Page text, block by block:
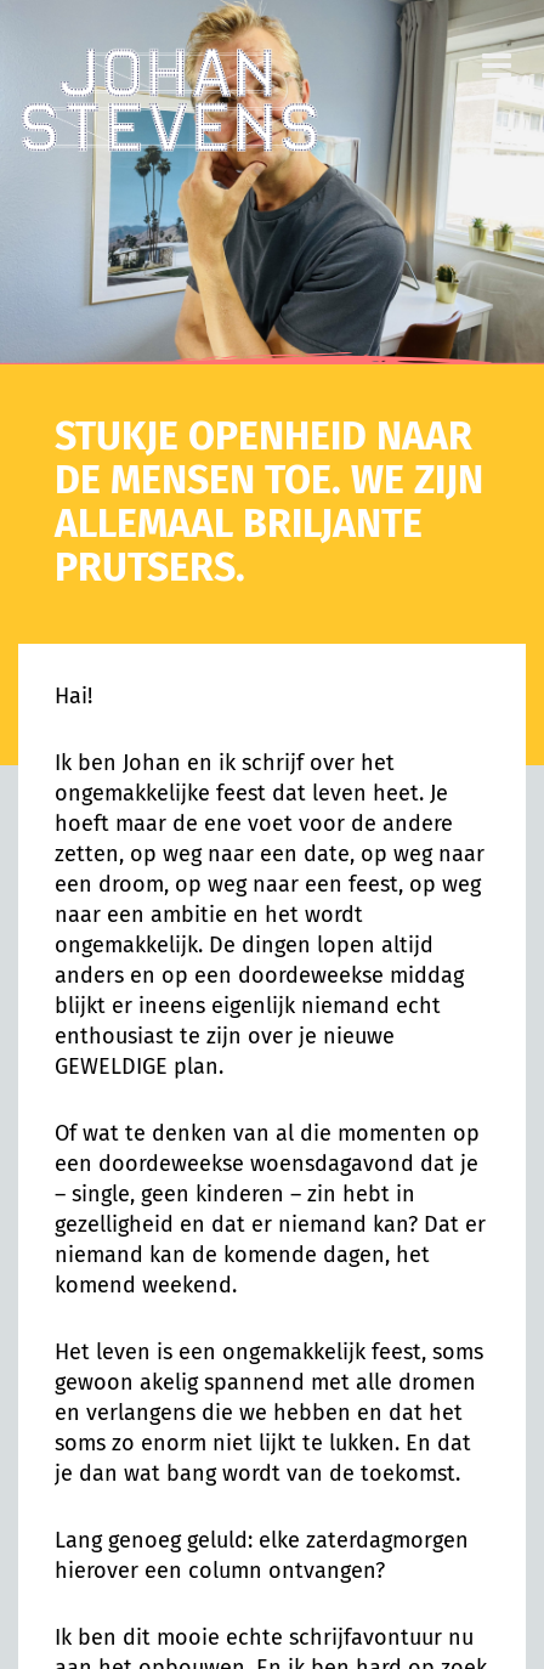
STUKJE OPENHEID NAAR
DE MENSEN TOE. WE ZIJN
ALLEMAAL BRILJANTE
PRUTSERS.
Hai!
Ik ben Johan en ik schrijf over het
ongemakkelijke feest dat leven heet. Je
hoeft maar de ene voet voor de andere
zetten, op weg naar een date, op weg naar
een droom, op weg naar een feest, op weg
naar een ambitie en het wordt
ongemakkelijk. De dingen lopen altijd
anders en op een doordeweekse middag
blijkt er ineens eigenlijk niemand echt
enthousiast te zijn over je nieuwe
GEWELDIGE plan.
Of wat te denken van al die momenten op
een doordeweekse woensdagavond dat je
– single, geen kinderen – zin hebt in
gezelligheid en dat er niemand kan? Dat er
niemand kan de komende dagen, het
komend weekend.
Het leven is een ongemakkelijk feest, soms
gewoon akelig spannend met alle dromen
en verlangens die we hebben en dat het
soms zo enorm niet lijkt te lukken. En dat
je dan wat bang wordt van de toekomst.
Lang genoeg geluld: elke zaterdagmorgen
hierover een column ontvangen?
Ik ben dit mooie echte schrijfavontuur nu